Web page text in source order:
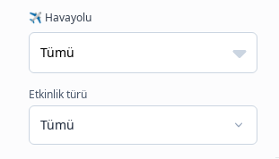
✈️ Havayolu
Etkinlik türü
Tümü